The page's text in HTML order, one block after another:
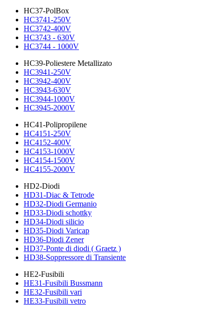
HC37-PolBox
HC3741-250V
HC3742-400V
HC3743 - 630V
HC3744 - 1000V
HC39-Poliestere Metallizato
HC3941-250V
HC3942-400V
HC3943-630V
HC3944-1000V
HC3945-2000V
HC41-Polipropilene
HC4151-250V
HC4152-400V
HC4153-1000V
HC4154-1500V
HC4155-2000V
HD2-Diodi
HD31-Diac & Tetrode
HD32-Diodi Germanio
HD33-Diodi schottky
HD34-Diodi silicio
HD35-Diodi Varicap
HD36-Diodi Zener
HD37-Ponte di diodi ( Graetz )
HD38-Soppressore di Transiente
HE2-Fusibili
HE31-Fusibili Bussmann
HE32-Fusibili vari
HE33-Fusibili vetro